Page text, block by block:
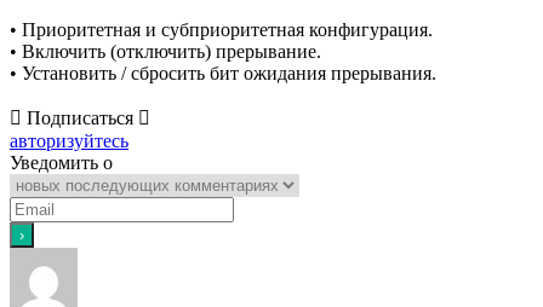
• Приоритетная и субприоритетная конфигурация.
• Включить (отключить) прерывание.
• Установить / сбросить бит ожидания прерывания.
Подписаться
авторизуйтесь
Уведомить о